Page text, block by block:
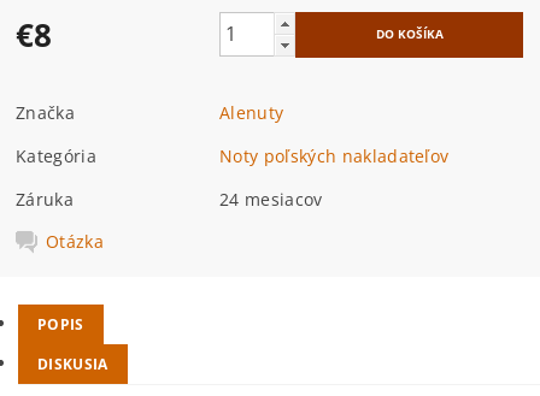
€8
Značka
Alenuty
Kategória
Noty poľských nakladateľov
Záruka
24 mesiacov
Otázka
POPIS
DISKUSIA